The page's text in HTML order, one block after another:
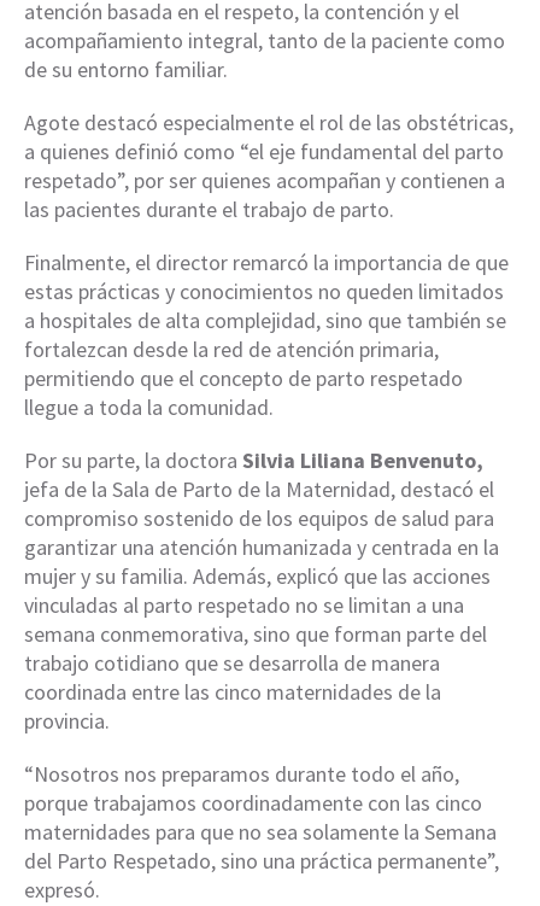
atención basada en el respeto, la contención y el
acompañamiento integral, tanto de la paciente como
de su entorno familiar.
Agote destacó especialmente el rol de las obstétricas,
a quienes definió como “el eje fundamental del parto
respetado”, por ser quienes acompañan y contienen a
las pacientes durante el trabajo de parto.
Finalmente, el director remarcó la importancia de que
estas prácticas y conocimientos no queden limitados
a hospitales de alta complejidad, sino que también se
fortalezcan desde la red de atención primaria,
permitiendo que el concepto de parto respetado
llegue a toda la comunidad.
Por su parte, la doctora Silvia Liliana Benvenuto,
jefa de la Sala de Parto de la Maternidad, destacó el
compromiso sostenido de los equipos de salud para
garantizar una atención humanizada y centrada en la
mujer y su familia. Además, explicó que las acciones
vinculadas al parto respetado no se limitan a una
semana conmemorativa, sino que forman parte del
trabajo cotidiano que se desarrolla de manera
coordinada entre las cinco maternidades de la
provincia.
“Nosotros nos preparamos durante todo el año,
porque trabajamos coordinadamente con las cinco
maternidades para que no sea solamente la Semana
del Parto Respetado, sino una práctica permanente”,
expresó.